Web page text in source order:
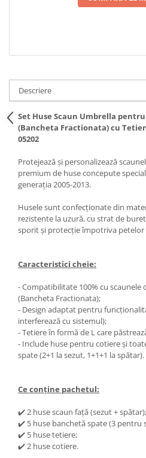
Spray Curatare Frane
Vopsitorie, Chituri si Adezivi
Curatare si Detailing Exterior
Articole Auto Sezoniere
Produse de Iarna
Produse de Vara
Blog
Descriere
Set Huse Scaun Umbrella pentru
(Bancheta Fractionata) cu
05202
Protejează și personalizează
premium de huse concepute
generația 2005-2013.
Husele sunt confecționate din
rezistente la uzură, cu strat de
sporit și protecție împotriva petelor
Caracteristici cheie:
- Compatibilitate 100% cu scaunele
(Bancheta Fractionata);
- Design adaptat pentru
interferează cu sistemul);
- Tetiere în formă de L care
- Include huse pentru cotiere și
spate (2+1 la sezut, 1+1+1 la spătar).
Ce conține pachetul:
✔️ 2 huse scaun față (sezut + spătar);
✔️ 5 huse banchetă spate (3 pentru
✔️ 5 huse tetiere;
✔️ 2 huse cotiere.